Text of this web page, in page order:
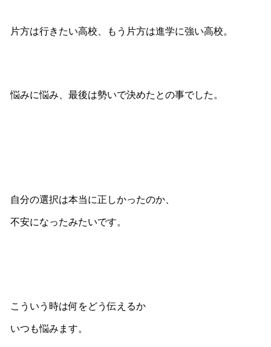
片方は行きたい高校、もう片方は進学に強い高校。
悩みに悩み、最後は勢いで決めたとの事でした。
自分の選択は本当に正しかったのか、
不安になったみたいです。
こういう時は何をどう伝えるか
いつも悩みます。